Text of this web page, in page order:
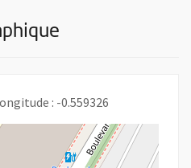
: -0.559326